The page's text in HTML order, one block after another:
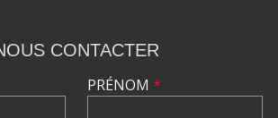
CONTACTER
PRÉNOM *